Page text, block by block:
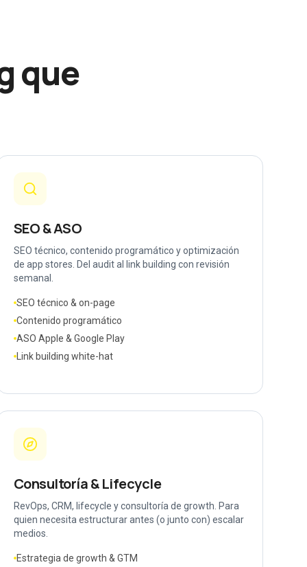
que
SEO & ASO
SEO técnico, contenido programático y optimización
de app stores. Del audit al link building con revisión
semanal.
SEO técnico & on-page
Contenido programático
ASO Apple & Google Play
Link building white-hat
Consultoría & Lifecycle
RevOps, CRM, lifecycle y consultoría de growth. Para
quien necesita estructurar antes (o junto con) escalar
medios.
Estrategia de growth & GTM